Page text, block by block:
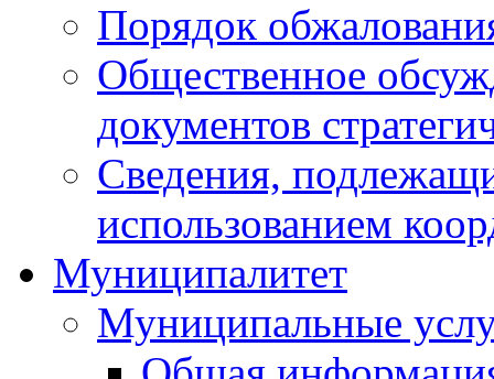
Порядок
Общественное
документов
Сведения,
использованием
Муниципалитет
Муниципальные